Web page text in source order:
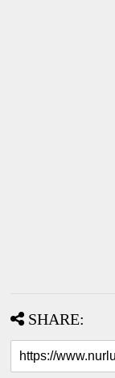
SHARE: